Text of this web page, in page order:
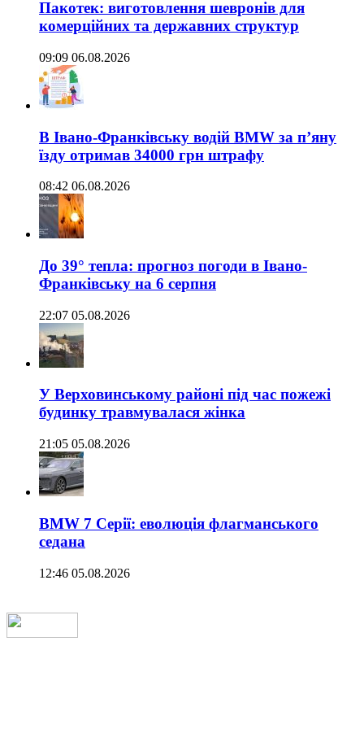
Пакотек: виготовлення шевронів для
комерційних та державних структур
09:09 06.08.2026
В Івано-Франківську водій BMW за п’яну
їзду отримав 34000 грн штрафу
08:42 06.08.2026
До 39° тепла: прогноз погоди в Івано-
Франківську на 6 серпня
22:07 05.08.2026
У Верховинському районі під час пожежі
будинку травмувалася жінка
21:05 05.08.2026
BMW 7 Серії: еволюція флагманського
седана
12:46 05.08.2026